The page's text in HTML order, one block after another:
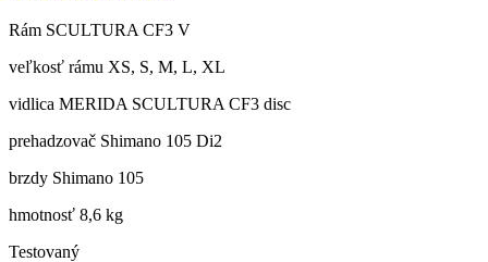
Rám SCULTURA CF3 V
veľkosť rámu XS, S, M, L, XL
vidlica MERIDA SCULTURA CF3 disc
prehadzovač Shimano 105 Di2
brzdy Shimano 105
hmotnosť 8,6 kg
Testovaný